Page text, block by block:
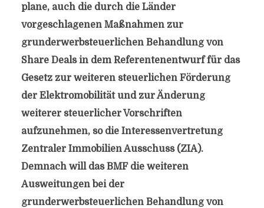
plane, auch die durch die Länder
vorgeschlagenen Maßnahmen zur
grunderwerbsteuerlichen Behandlung von
Share Deals in dem Referentenentwurf für das
Gesetz zur weiteren steuerlichen Förderung
der Elektromobilität und zur Änderung
weiterer steuerlicher Vorschriften
aufzunehmen, so die Interessenvertretung
Zentraler Immobilien Ausschuss (ZIA).
Demnach will das BMF die weiteren
Ausweitungen bei der
grunderwerbsteuerlichen Behandlung von